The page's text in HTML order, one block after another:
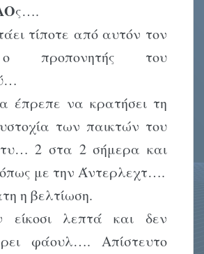
ς….
τίποτε από αυτόν τον
προπονητής του
έπρεπε να κρατήσει τη
των παικτών του
2 στα 2 σήμερα και
όπως με την Άντερλεχτ….
η βελτίωση.
είκοσι λεπτά και δεν
φάουλ…. Απίστευτο